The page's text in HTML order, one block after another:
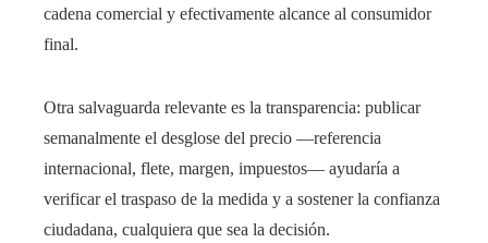
cadena comercial y efectivamente alcance al consumidor
final.
Otra salvaguarda relevante es la transparencia: publicar
semanalmente el desglose del precio —referencia
internacional, flete, margen, impuestos— ayudaría a
verificar el traspaso de la medida y a sostener la confianza
ciudadana, cualquiera que sea la decisión.